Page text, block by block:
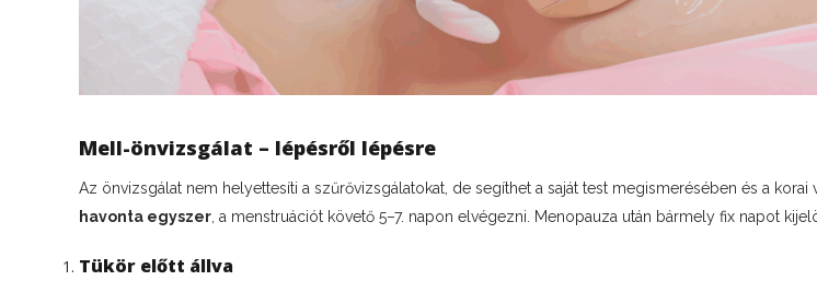
Mell-önvizsgálat – lépésről lépésre
Az önvizsgálat nem helyettesíti a szűrővizsgálatokat, de segíthet a saját test megismerésében és a
havonta egyszer , a menstruációt követő 5–7. napon elvégezni. Menopauza után bármely fix napot
Tükör előtt állva